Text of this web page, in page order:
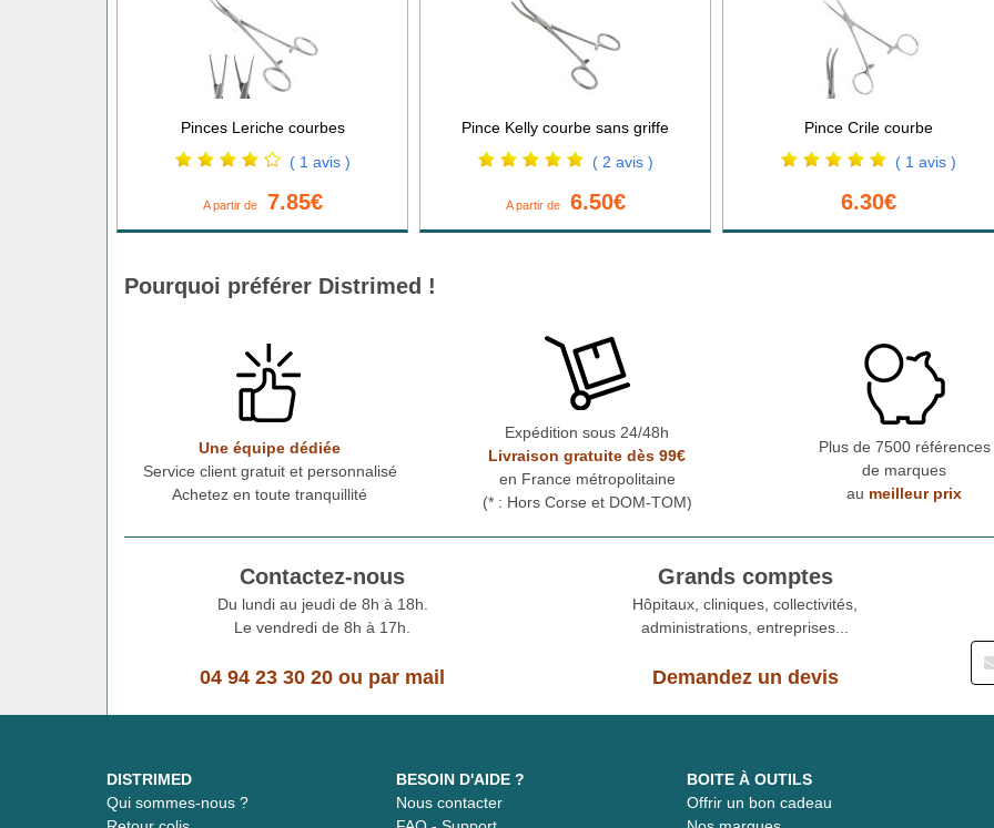
Pinces Leriche courbes
( 1 avis )
A partir de 7.85€
Pince Kelly courbe sans griffe
( 2 avis )
A partir de 6.50€
Pince Crile courbe
( 1 avis )
6.30€
Pourquoi préférer Distrimed !
Une équipe dédiée
Service client gratuit et personnalisé
Achetez en toute tranquillité
Expédition sous 24/48h
Livraison gratuite dès 99€
en France métropolitaine
(* : Hors Corse et DOM-TOM)
Plus de 7500 références
de marques
au meilleur prix
Contactez-nous
Du lundi au jeudi de 8h à 18h.
Le vendredi de 8h à 17h.
04 94 23 30 20 ou par mail
Grands comptes
Hôpitaux, cliniques, collectivités,
administrations, entreprises...
Demandez un devis
DISTRIMED
Qui sommes-nous ?
BESOIN D'AIDE ?
Nous contacter
BOITE À OUTILS
Offrir un bon cadeau